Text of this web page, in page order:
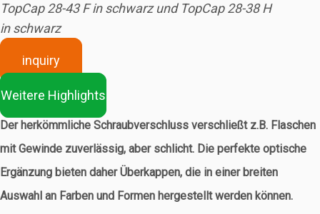
TopCap 28-43 F in schwarz und TopCap 28-38 H
in schwarz
inquiry
Weitere Highlights
Der herkömmliche Schraubverschluss verschließt z.B. Flaschen
mit Gewinde zuverlässig, aber schlicht. Die perfekte optische
Ergänzung bieten daher Überkappen, die in einer breiten
Auswahl an Farben und Formen hergestellt werden können.